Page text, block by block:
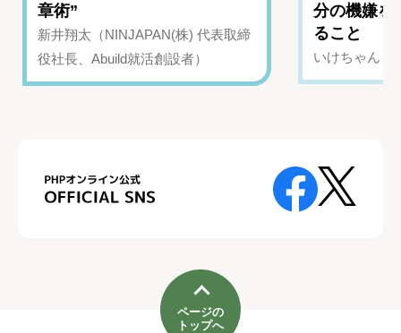
章術”
新井翔太（NINJAPAN(株) 代表取締
役社長、Abuild就活創設者）
分の機嫌を
ること
いけちゃん（
ページの
トップへ